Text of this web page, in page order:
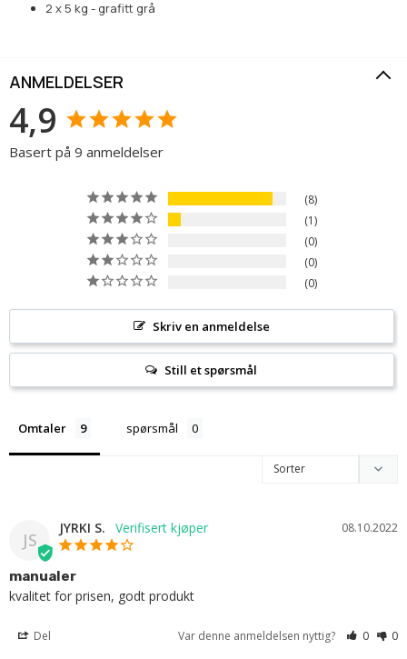
2 x 5 kg - grafitt grå
ANMELDELSER
4,9
Basert på 9 anmeldelser
8
1
0
0
0
Skriv en anmeldelse
Still et spørsmål
Omtaler spørsmål
JS
08.10.2022
JYRKI S.
manualer
kvalitet for prisen, godt produkt
Del Var denne anmeldelsen nyttig? 0 0